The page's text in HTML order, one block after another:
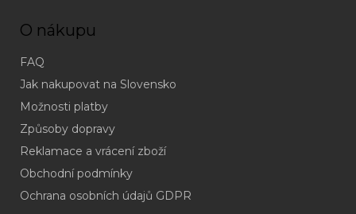
O nákupu
FAQ
Jak nakupovat na Slovensko
Možnosti platby
Způsoby dopravy
Reklamace a vrácení zboží
Obchodní podmínky
Ochrana osobních údajů GDPR
(odpověď
do